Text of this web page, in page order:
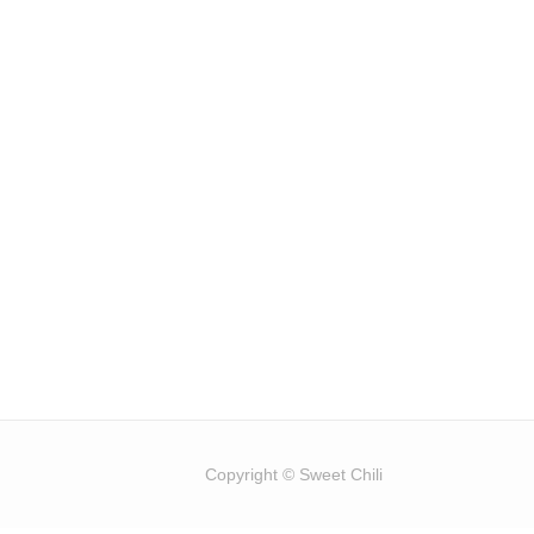
Copyright © Sweet Chili